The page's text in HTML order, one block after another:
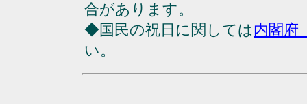
合があります。
◆国民の祝日に関しては内閣府
い。